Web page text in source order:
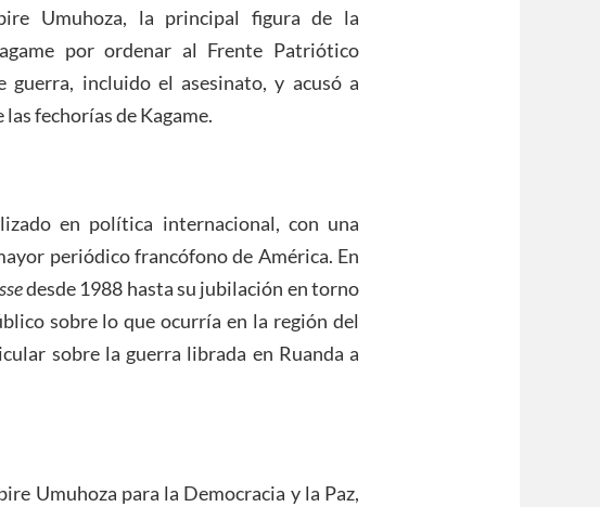
Umuhoza, la principal figura de la
por ordenar al Frente Patriótico
guerra, incluido el asesinato, y acusó a
fechorías de Kagame.
en política internacional, con una
periódico francófono de América. En
desde 1988 hasta su jubilación en torno
sobre lo que ocurría en la región del
sobre la guerra librada en Ruanda a
Umuhoza para la Democracia y la Paz,